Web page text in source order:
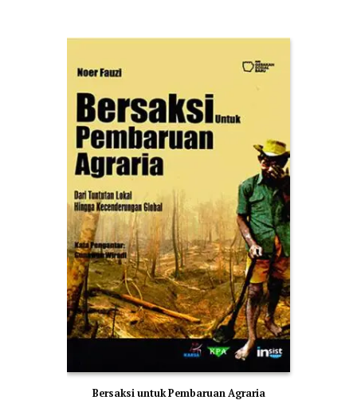
Bersaksi untuk Pembaruan Agraria